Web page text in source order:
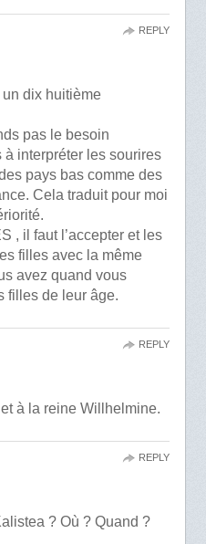
dix huitième
pas le besoin
à interpréter les sourires
pays bas comme des
Cela traduit pour moi
, il faut l’accepter et les
filles avec la même
avez quand vous
filles de leur âge.
REPLY
à la reine Willhelmine.
REPLY
? Où ? Quand ?
REPLY